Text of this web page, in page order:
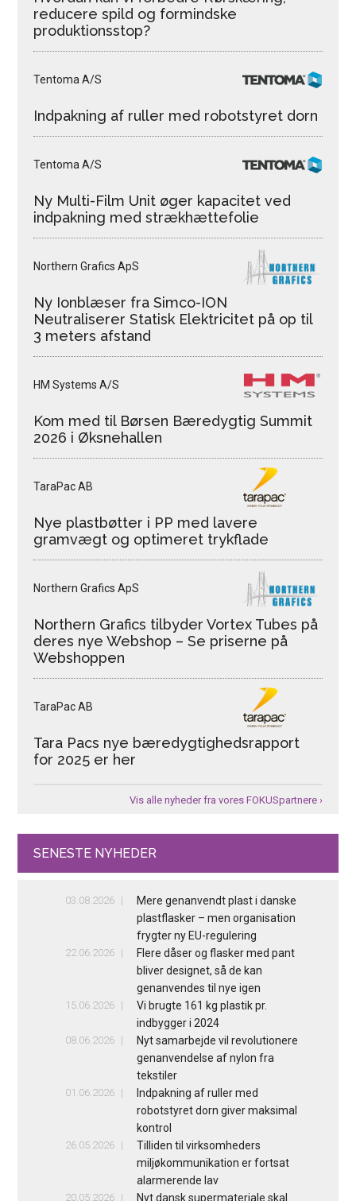
reducere spild og formindske
produktionsstop?
Tentoma A/S
Indpakning af ruller med robotstyret dorn
Tentoma A/S
Ny Multi-Film Unit øger kapacitet ved
indpakning med strækhættefolie
Northern Grafics ApS
Ny Ionblæser fra Simco-ION
Neutraliserer Statisk Elektricitet på op til
3 meters afstand
HM Systems A/S
Kom med til Børsen Bæredygtig Summit
2026 i Øksnehallen
TaraPac AB
Nye plastbøtter i PP med lavere
gramvægt og optimeret trykflade
Northern Grafics ApS
Northern Grafics tilbyder Vortex Tubes på
deres nye Webshop – Se priserne på
Webshoppen
TaraPac AB
Tara Pacs nye bæredygtighedsrapport
for 2025 er her
Vis alle nyheder fra vores FOKUSpartnere ›
SENESTE NYHEDER
03.08.2026
Mere genanvendt plast i danske
plastflasker – men organisation
frygter ny EU-regulering
22.06.2026
Flere dåser og flasker med pant
bliver designet, så de kan
genanvendes til nye igen
15.06.2026
Vi brugte 161 kg plastik pr.
indbygger i 2024
08.06.2026
Nyt samarbejde vil revolutionere
genanvendelse af nylon fra
tekstiler
01.06.2026
Indpakning af ruller med
robotstyret dorn giver maksimal
kontrol
26.05.2026
Tilliden til virksomheders
miljøkommunikation er fortsat
alarmerende lav
20.05.2026
Nyt dansk supermateriale skal